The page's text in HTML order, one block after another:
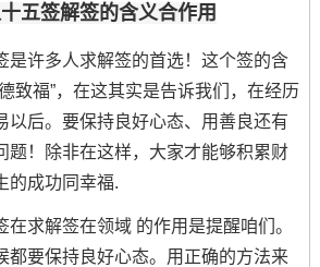
五签解签的含义合作用
是许多人求解签的首选！这个签的含
致福”，在这其实是告诉我们，在经历
以后。要保持良好心态、用善良还有
题！除非在这样，大家才能够积累财
的成功同幸福.
求解签在领域 的作用是提醒咱们。
要保持良好心态。用正确的方法来